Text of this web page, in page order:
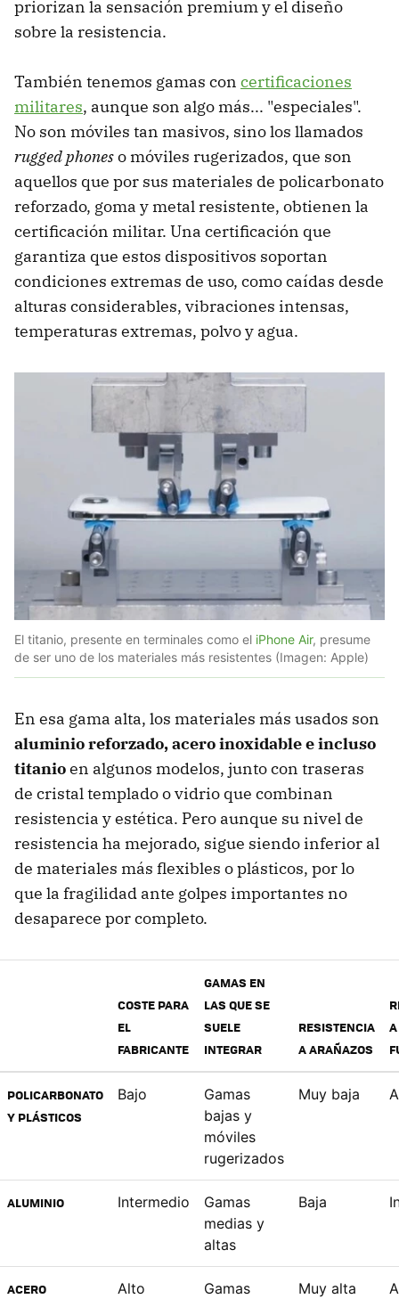
priorizan la sensación premium y el diseño
sobre la resistencia.
También tenemos gamas con certificaciones
militares, aunque son algo más... "especiales".
No son móviles tan masivos, sino los llamados
rugged phoneso móviles rugerizados, que son
aquellos que por sus materiales de policarbonato
reforzado, goma y metal resistente, obtienen la
certificación militar. Una certificación que
garantiza que estos dispositivos soportan
condiciones extremas de uso, como caídas desde
alturas considerables, vibraciones intensas,
temperaturas extremas, polvo y agua.
El titanio, presente en terminales como el iPhone Air, presume
de ser uno de los materiales más resistentes (Imagen: Apple)
En esa gama alta, los materiales más usados son
aluminio reforzado, acero inoxidable e incluso
titanioen algunos modelos, junto con traseras
de cristal templado o vidrio que combinan
resistencia y estética. Pero aunque su nivel de
resistencia ha mejorado, sigue siendo inferior al
de materiales más flexibles o plásticos, por lo
que la fragilidad ante golpes importantes no
desaparece por completo.
COSTE PARA
EL
FABRICANTE
GAMAS EN
LAS QUE SE
SUELE
INTEGRAR
RESISTENCIA
A ARAÑAZOS
POLICARBONATO
Y PLÁSTICOS
Bajo
Gamas
bajas y
móviles
rugerizados
Muy baja
ALUMINIO Intermedio
Gamas
medias y
altas
Baja
ACERO
Alto
Gamas
Muy alta